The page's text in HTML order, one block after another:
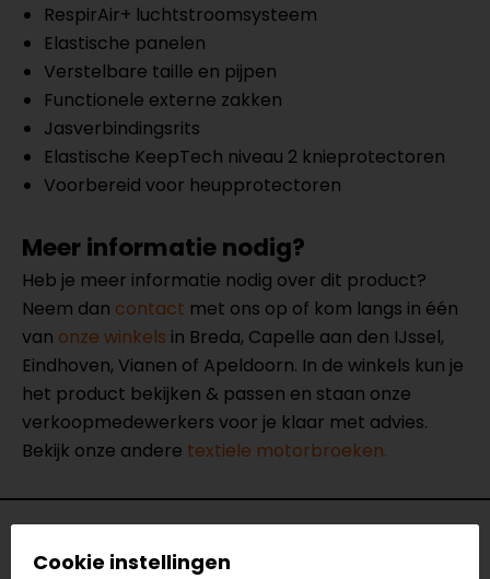
RespirAir+ luchtstroomsysteem
Elastische panelen
Verstelbare taille en pijpen
Functionele externe zakken
Jasverbindingsrits
Elastische KeepTech niveau 2 knieprotectoren
Voorbereid voor heupprotectoren
Meer informatie nodig?
Heb je meer informatie nodig over dit product?
Neem dan contact met ons op of kom langs in één
van onze winkels in Breda, Capelle aan den IJssel,
Eindhoven, Vianen of Apeldoorn. In de winkels kun je
het product bekijken & passen en staan onze
verkoopmedewerkers voor je klaar met advies.
Bekijk onze andere textiele motorbroeken.
Cookie instellingen